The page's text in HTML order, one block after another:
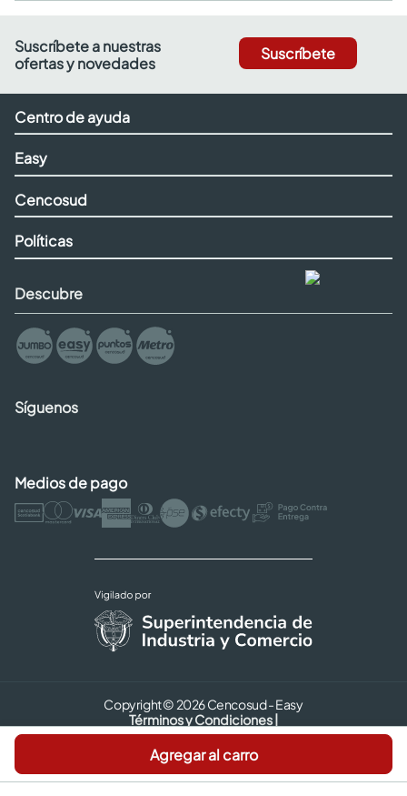
Agregar al carro
Suscríbete a nuestras
ofertas y novedades
Suscríbete
Centro de ayuda
Easy
Cencosud
Políticas
Descubre
Síguenos
Medios de pago
Copyright © 2026 Cencosud - Easy
Términos y Condiciones |
Seguridad y Privacidad |
Código de ética